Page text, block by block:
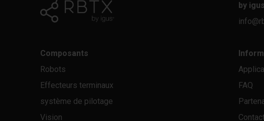
by igus
Composants
Robots
Effecteurs terminaux
système de pilotage
Vision
FAQ